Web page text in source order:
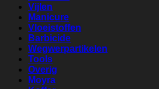
Vijlen
Manicure
Vloeistoffen
Barbicide
Wegwerpartikelen
Tools
Overig
Moyra